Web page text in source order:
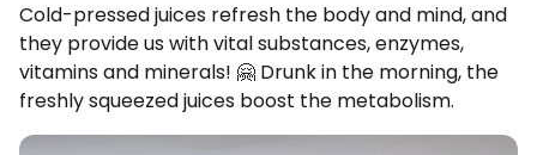
Cold-pressed juices refresh the body and mind, and
they provide us with vital substances, enzymes,
vitamins and minerals! 🤗 Drunk in the morning, the
freshly squeezed juices boost the metabolism.